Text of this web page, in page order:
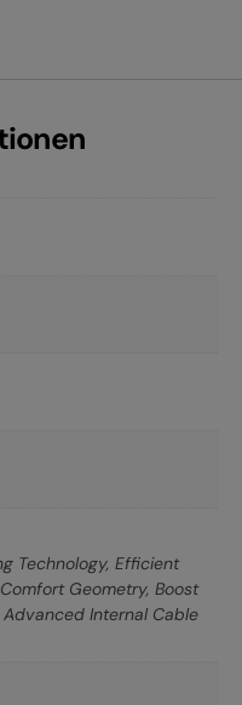
Technology, Efficient
Geometry, Boost
Advanced Internal Cable